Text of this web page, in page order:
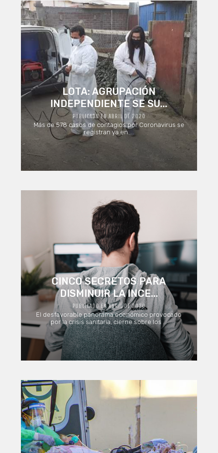
LOTA: AGRUPACIÓN
INDEPENDIENTE SE SU...
PUBLICADO EN ABRIL DE 2020
Más de 578 casos de contagios por Coronavirus se
registran ya en ...
CINCO SECRETOS PARA
DISMINUIR LA INCE...
PUBLICADO EN ABRIL DE 2020
El desfavorable panorama económico provocado
por la crisis sanitaria, cierne sobre los ...